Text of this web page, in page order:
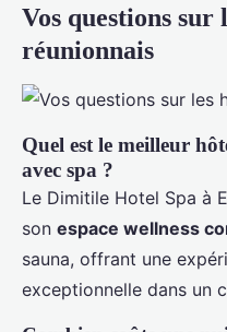
Vos questions sur
réunionnais
Quel est le meilleur
avec spa ?
Le Dimitile Hotel Spa à
son espace wellness
sauna, offrant une
exceptionnelle dans un